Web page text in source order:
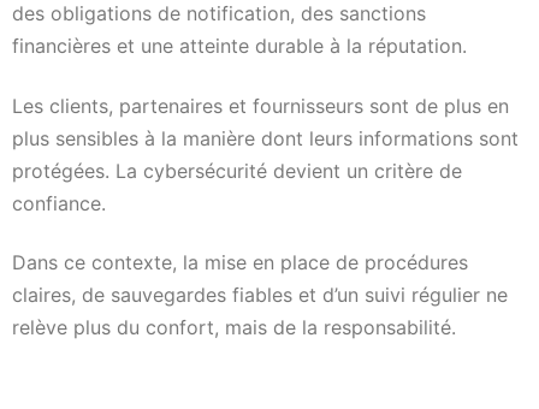
des obligations de notification, des sanctions
financières et une atteinte durable à la réputation.
Les clients, partenaires et fournisseurs sont de plus en
plus sensibles à la manière dont leurs informations sont
protégées. La cybersécurité devient un critère de
confiance.
Dans ce contexte, la mise en place de procédures
claires, de sauvegardes fiables et d’un suivi régulier ne
relève plus du confort, mais de la responsabilité.